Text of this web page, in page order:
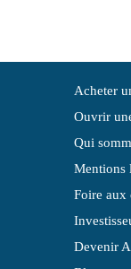
Acheter
Ouvrir
Qui
Mentions
Foire aux
Devenir